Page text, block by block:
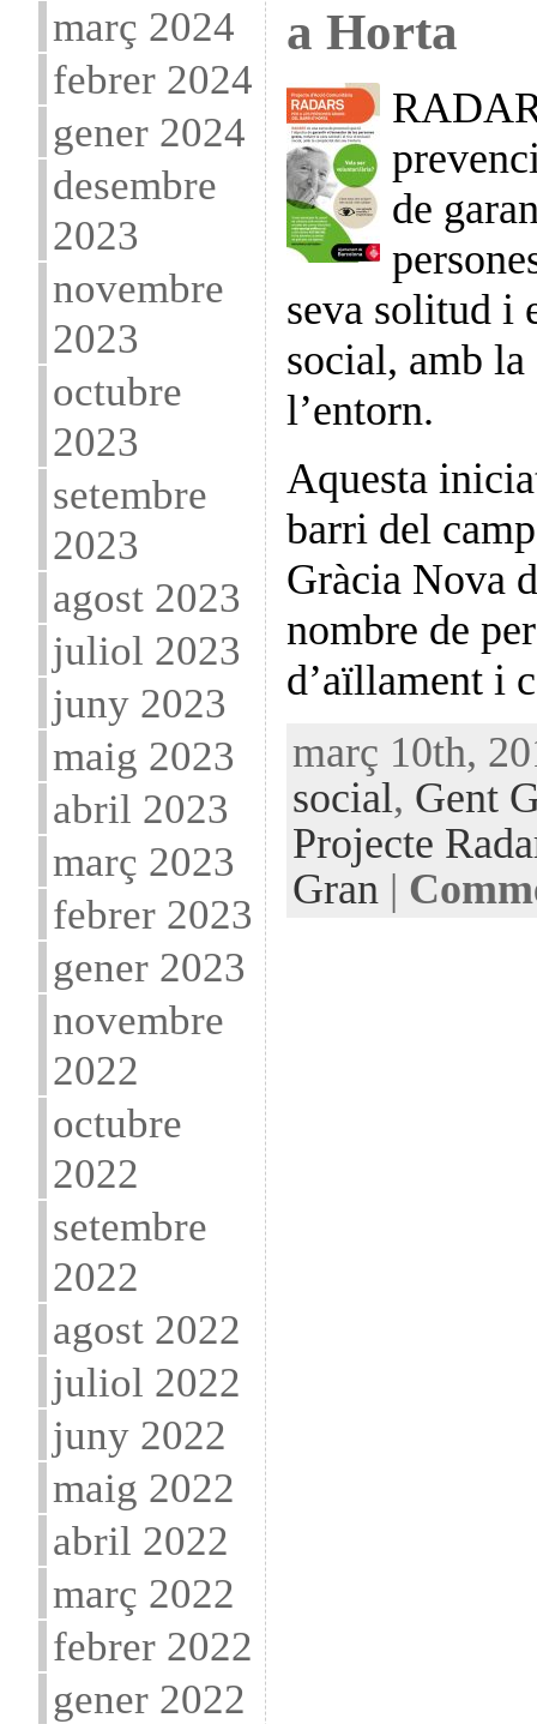
març 2024
febrer 2024
gener 2024
desembre
2023
novembre
2023
octubre
2023
setembre
2023
agost 2023
juliol 2023
juny 2023
maig 2023
abril 2023
març 2023
febrer 2023
gener 2023
novembre
2022
octubre
2022
setembre
2022
agost 2022
juliol 2022
juny 2022
maig 2022
abril 2022
març 2022
febrer 2022
gener 2022
a Horta
de
seva solitud i
social, amb
l’entorn.
Aquesta
barri del
Gràcia Nova
nombre de
d’aïllament i
març 10th,
social, Gent
Projecte
Gran|